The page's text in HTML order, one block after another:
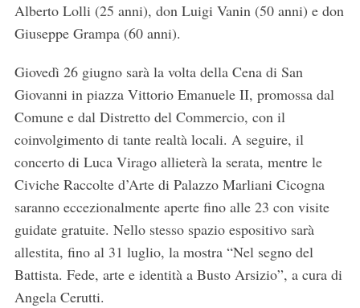
Alberto Lolli (25 anni), don Luigi Vanin (50 anni) e don
Giuseppe Grampa (60 anni).
Giovedì 26 giugno sarà la volta della Cena di San
Giovanni in piazza Vittorio Emanuele II, promossa dal
Comune e dal Distretto del Commercio, con il
coinvolgimento di tante realtà locali. A seguire, il
concerto di Luca Virago allieterà la serata, mentre le
Civiche Raccolte d’Arte di Palazzo Marliani Cicogna
saranno eccezionalmente aperte fino alle 23 con visite
guidate gratuite. Nello stesso spazio espositivo sarà
allestita, fino al 31 luglio, la mostra “Nel segno del
Battista. Fede, arte e identità a Busto Arsizio”, a cura di
Angela Cerutti.